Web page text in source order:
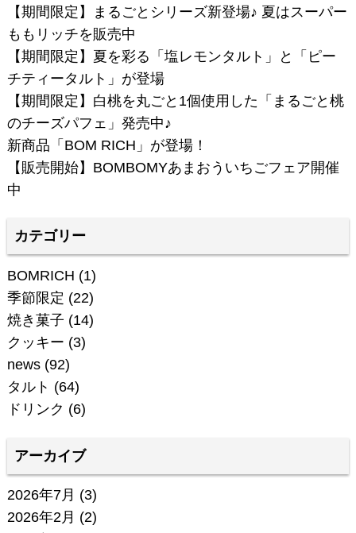
【期間限定】まるごとシリーズ新登場♪ 夏はスーパー
ももリッチを販売中
【期間限定】夏を彩る「塩レモンタルト」と「ピー
チティータルト」が登場
【期間限定】白桃を丸ごと1個使用した「まるごと桃
のチーズパフェ」発売中♪
新商品「BOM RICH」が登場！
【販売開始】BOMBOMYあまおういちごフェア開催
中
カテゴリー
BOMRICH (1)
季節限定 (22)
焼き菓子 (14)
クッキー (3)
news(92)
タルト (64)
ドリンク (6)
アーカイブ
2026年7月 (3)
2026年2月 (2)